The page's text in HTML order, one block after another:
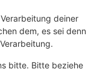
deiner
dem, es sei denn
bitte. Bitte beziehe